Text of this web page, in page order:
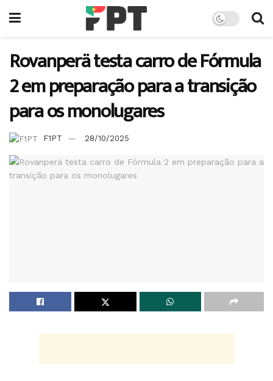
Rovanperä testa carro de Fórmula
2 em preparação para a transição
para os monolugares
F1PT 28/10/2025